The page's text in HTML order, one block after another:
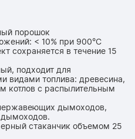
порошок
< 10% при 900°C
сохраняется в течение 15
подходит для
видами топлива: древесина,
котлов с распылительным
дымоходов,
дымоходов.
стаканчик объемом 25